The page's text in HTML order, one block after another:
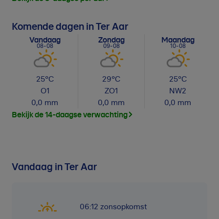
Komende dagen in Ter Aar
Vandaag
08-08
25°C
O1
0,0 mm
Zondag
09-08
29°C
ZO1
0,0 mm
Maandag
10-08
25°C
NW2
0,0 mm
Bekijk de 14-daagse verwachting
Vandaag in Ter Aar
06:12 zonsopkomst